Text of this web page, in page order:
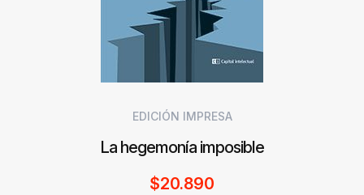
EDICIÓN IMPRESA
La hegemonía imposible
$20.890